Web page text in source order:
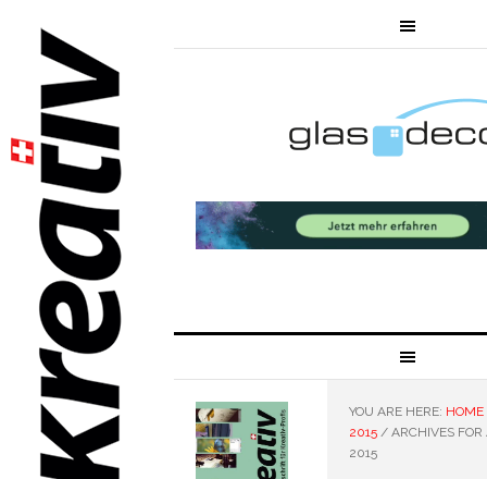
YOU ARE HERE: HOME
2015 /ARCHIVES FOR
2015